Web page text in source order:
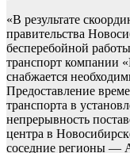
«В результате
правительства
бесперебойной
транспорт компании
снабжается
Предоставление
транспорта в
непрерывность
центра в
соседние регионы —